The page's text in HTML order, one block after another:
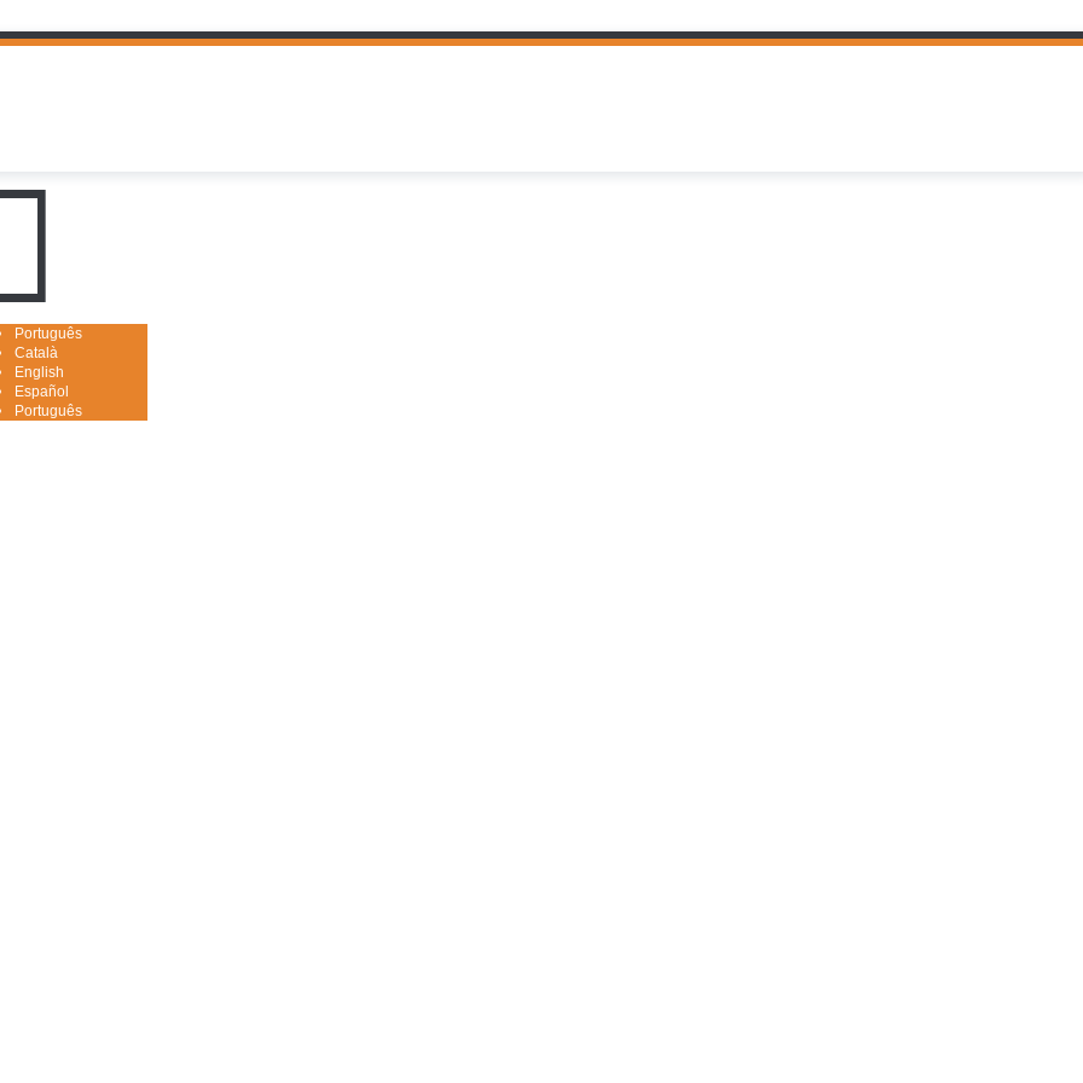
Português
Català
English
Español
Português